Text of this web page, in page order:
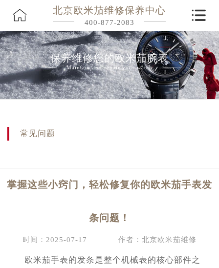
北京欧米茄维修保养中心
400-877-2083
保养维修您的欧米茄腕表
Maintain and repair your watch
常见问题
掌握这些小窍门，轻松修复你的欧米茄手表发
条问题！
时间：2025-07-17 作者：北京欧米茄维修
欧米茄手表的发条是整个机械表的核心部件之